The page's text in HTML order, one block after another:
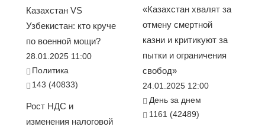
Казахстан VS
Узбекистан: кто круче
по военной мощи?
28.01.2025 11:00
Политика
143 (40833)
Рост НДС и
изменения налоговой
«Казахстан хвалят за
отмену смертной
казни и критикуют за
пытки и ограничения
свобод»
24.01.2025 12:00
День за днем
1161 (42489)